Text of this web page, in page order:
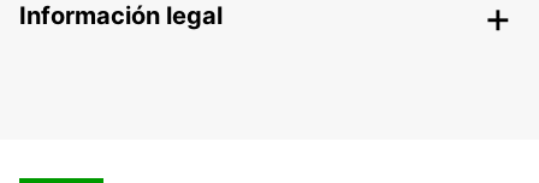
Información legal